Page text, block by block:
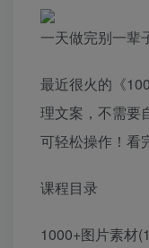
一天做完别一辈
最近很火的《
理文案，不需要
可轻松操作！看
课程目录
1000+图片素材